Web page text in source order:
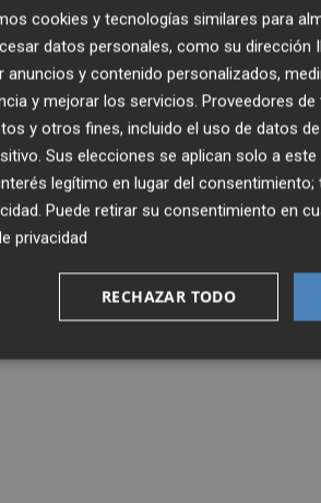
cookies y tecnologías similares para
datos personales, como su dirección
y contenido personalizados,
y mejorar los servicios. Proveedores
y otros fines, incluido el uso de datos
Sus elecciones se aplican solo a
legítimo en lugar del consentimiento;
. Puede retirar su consentimiento en
privacidad
RECHAZAR TODO